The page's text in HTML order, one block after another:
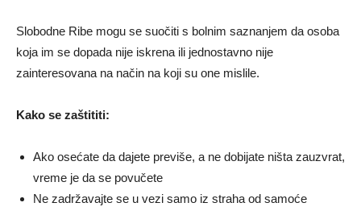
Slobodne Ribe mogu se suočiti s bolnim saznanjem da osoba
koja im se dopada nije iskrena ili jednostavno nije
zainteresovana na način na koji su one mislile.
Kako se zaštititi:
Ako osećate da dajete previše, a ne dobijate ništa zauzvrat,
vreme je da se povučete
Ne zadržavajte se u vezi samo iz straha od samoće